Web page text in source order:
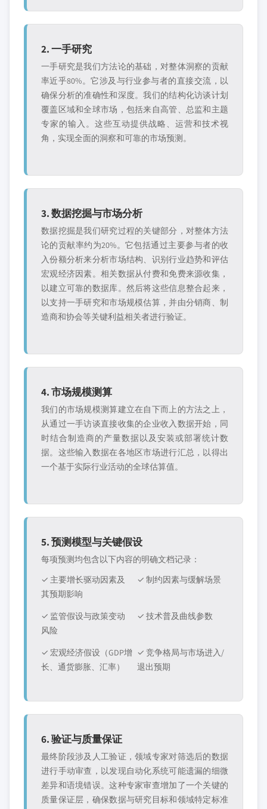
2. 一手研究
一手研究是我们方法论的基础，对整体洞察的贡献
率近乎80%。它涉及与行业参与者的直接交流，以
确保分析的准确性和深度。我们的结构化访谈计划
覆盖区域和全球市场，包括来自高管、总监和主题
专家的输入。这些互动提供战略、运营和技术视
角，实现全面的洞察和可靠的市场预测。
3. 数据挖掘与市场分析
数据挖掘是我们研究过程的关键部分，对整体方法
论的贡献率约为20%。它包括通过主要参与者的收
入份额分析来分析市场结构、识别行业趋势和评估
宏观经济因素。相关数据从付费和免费来源收集，
以建立可靠的数据库。然后将这些信息整合起来，
以支持一手研究和市场规模估算，并由分销商、制
造商和协会等关键利益相关者进行验证。
4. 市场规模测算
我们的市场规模测算建立在自下而上的方法之上，
从通过一手访谈直接收集的企业收入数据开始，同
时结合制造商的产量数据以及安装或部署统计数
据。这些输入数据在各地区市场进行汇总，以得出
一个基于实际行业活动的全球估算值。
5. 预测模型与关键假设
每项预测均包含以下内容的明确文档记录：
✓ 主要增长驱动因素及
其预期影响
✓ 制约因素与缓解场景
✓ 监管假设与政策变动
风险
✓ 技术普及曲线参数
✓ 宏观经济假设（GDP增
长、通货膨胀、汇率）
✓ 竞争格局与市场进入/
退出预期
6. 验证与质量保证
最终阶段涉及人工验证，领域专家对筛选后的数据
进行手动审查，以发现自动化系统可能遗漏的细微
差异和语境错误。这种专家审查增加了一个关键的
质量保证层，确保数据与研究目标和领域特定标准